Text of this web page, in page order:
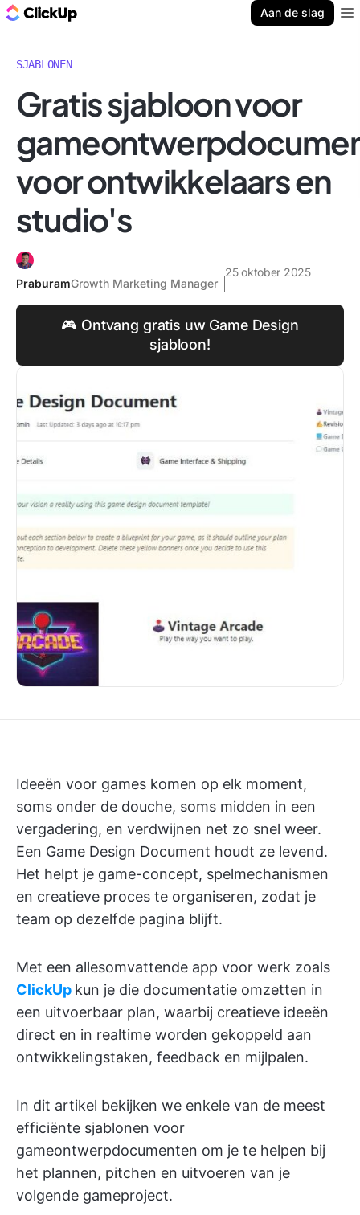
Aan de slag
SJABLONEN
Gratis sjabloon voor
voor ontwikkelaars en
studio's
PraburamGrowth Marketing Manager
25 oktober 2025
🎮 Ontvang gratis uw Game Design
sjabloon!
Ideeën voor games komen op elk moment,
soms onder de douche, soms midden in een
vergadering, en verdwijnen net zo snel weer.
Een Game Design Document houdt ze levend.
Het helpt je game-concept, spelmechanismen
en creatieve proces te organiseren, zodat je
team op dezelfde pagina blijft.
Met een allesomvattende app voor werk zoals
ClickUp kun je die documentatie omzetten in
een uitvoerbaar plan, waarbij creatieve ideeën
direct en in realtime worden gekoppeld aan
ontwikkelingstaken, feedback en mijlpalen.
In dit artikel bekijken we enkele van de meest
efficiënte sjablonen voor
gameontwerpdocumenten om je te helpen bij
het plannen, pitchen en uitvoeren van je
volgende gameproject.